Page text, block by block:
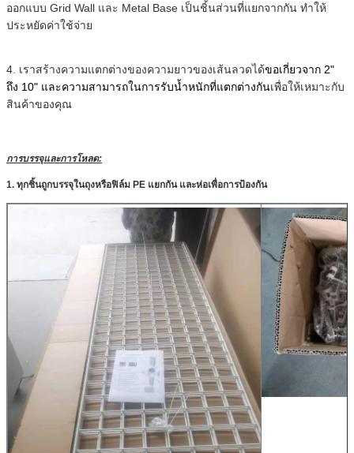
เราจะโทรกลับหาคุณเร็ว ๆ นี้!
ออกแบบ Grid Wall และ Metal Base เป็นชิ้นส่วนที่แยกจากกัน ทำให้
ประหยัดค่าใช้จ่าย
4. เราสร้างความแตกต่างของความยาวของเส้นลวดได้ขอเกี่ยวจาก 2"
ถึง 10" และความสามารถในการรับน้ำหนักที่แตกต่างกันเพื่อให้เหมาะกับ
สินค้าของคุณ
การบรรจุและการโหลด:
1. ทุกชิ้นถูกบรรจุในถุงหรือฟิล์ม PE แยกกัน และห่อเพื่อการป้องกัน